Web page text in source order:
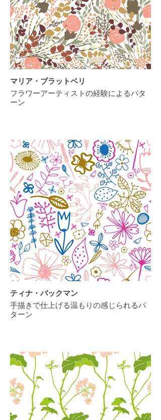
マリア・ブラットベリ
フラワーアーティストの経験によるパタ
ーン
ティナ・バックマン
手描きで仕上げる温もりの感じられるパ
ターン